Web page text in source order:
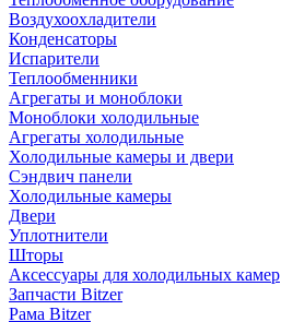
Воздухоохладители
Конденсаторы
Испарители
Теплообменники
Агрегаты и моноблоки
Моноблоки холодильные
Агрегаты холодильные
Холодильные камеры и двери
Сэндвич панели
Холодильные камеры
Двери
Уплотнители
Шторы
Аксессуары для холодильных камер
Запчасти Bitzer
Рама Bitzer